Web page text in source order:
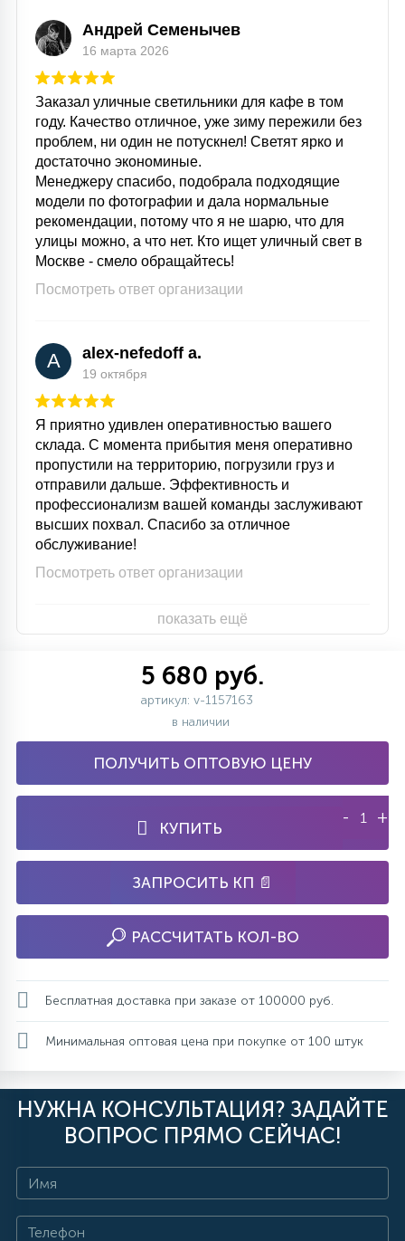
Андрей Семенычев
16 марта 2026
Заказал уличные светильники для кафе в том
году. Качество отличное, уже зиму пережили без
проблем, ни один не потускнел! Светят ярко и
достаточно экономиные.
Менеджеру спасибо, подобрала подходящие
модели по фотографии и дала нормальные
рекомендации, потому что я не шарю, что для
улицы можно, а что нет. Кто ищет уличный свет в
Москве - смело обращайтесь!
Посмотреть ответ организации
A alex-nefedoff a.
19 октября
Я приятно удивлен оперативностью вашего
склада. С момента прибытия меня оперативно
пропустили на территорию, погрузили груз и
отправили дальше. Эффективность и
профессионализм вашей команды заслуживают
высших похвал. Спасибо за отличное
обслуживание!
Посмотреть ответ организации
показать ещё
5 680 руб.
артикул: v-1157163
в наличии
ПОЛУЧИТЬ ОПТОВУЮ ЦЕНУ
КУПИТЬ
- +
ЗАПРОСИТЬ КП 📄
РАССЧИТАТЬ КОЛ-ВО
Бесплатная доставка при заказе от 100000 руб.
Минимальная оптовая цена при покупке от 100 штук
НУЖНА КОНСУЛЬТАЦИЯ? ЗАДАЙТЕ
ВОПРОС ПРЯМО СЕЙЧАС!